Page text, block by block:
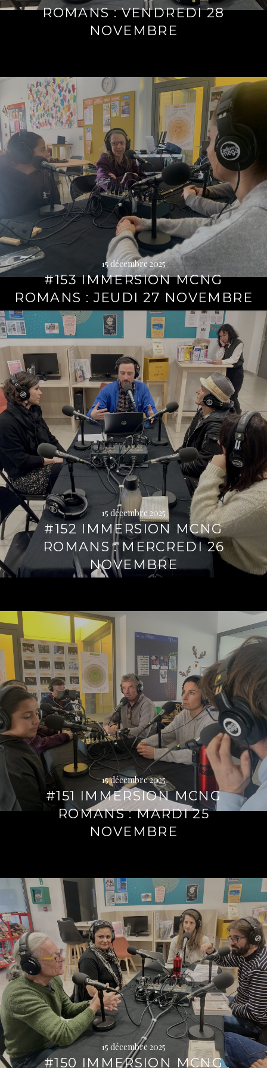
ROMANS : VENDREDI 28
NOVEMBRE
15 décembre 2025
#153 IMMERSION MCNG
ROMANS : JEUDI 27 NOVEMBRE
suite
15 décembre 2025
#152 IMMERSION MCNG
ROMANS : MERCREDI 26
NOVEMBRE
Lire
la
suite
→
15 décembre 2025
#151 IMMERSION MCNG
ROMANS : MARDI 25
NOVEMBRE
suite
→
15 décembre 2025
#150 IMMERSION MCNG
suite